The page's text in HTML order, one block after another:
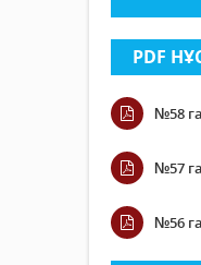
PDF
№58
№57
№56